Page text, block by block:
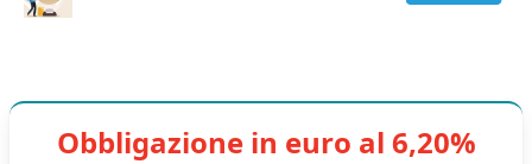
Obbligazione in euro al 6,20%